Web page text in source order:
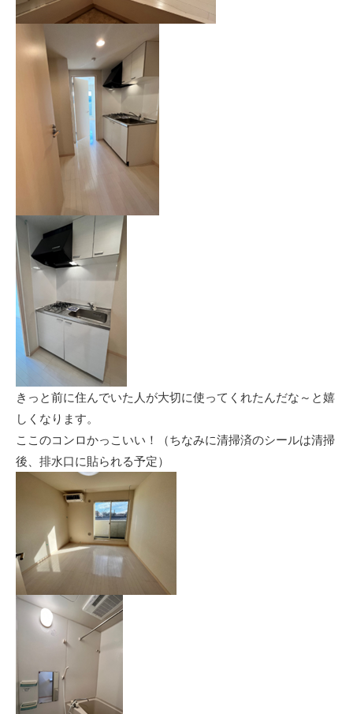
きっと前に住んでいた人が大切に使ってくれたんだな～と嬉
しくなります。
ここのコンロかっこいい！（ちなみに清掃済のシールは清掃
後、排水口に貼られる予定）